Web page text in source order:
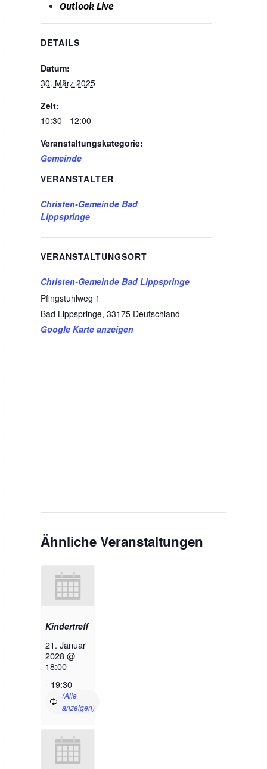
Outlook Live
DETAILS
Datum:
30. März 2025
Zeit:
10:30 - 12:00
Veranstaltungskategorie:
Gemeinde
VERANSTALTER
Christen-Gemeinde Bad
Lippspringe
VERANSTALTUNGSORT
Christen-Gemeinde Bad Lippspringe
Pfingstuhlweg 1
Bad Lippspringe, 33175 Deutschland
Google Karte anzeigen
Ähnliche Veranstaltungen
Kindertreff
21. Januar
2028 @
18:00
- 19:30